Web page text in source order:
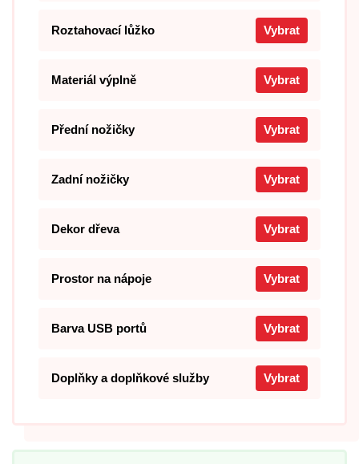
Roztahovací lůžko Vybrat
Materiál výplně Vybrat
Přední nožičky Vybrat
Zadní nožičky Vybrat
Dekor dřeva Vybrat
Prostor na nápoje Vybrat
Barva USB portů Vybrat
Doplňky a doplňkové služby Vybrat